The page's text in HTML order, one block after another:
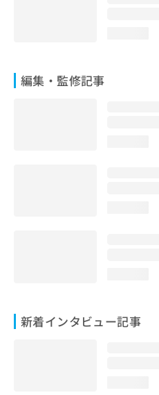
編集・監修記事
新着インタビュー記事